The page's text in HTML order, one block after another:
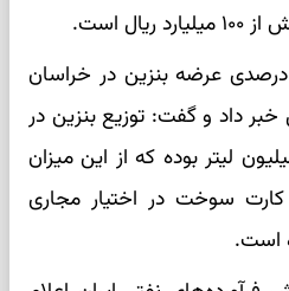
است.
عرضه بنزین در خراسان
داد و گفت: توزیع بنزین در
مدت نزدیک به ۲۷۵ میلیون لیتر بوده که از این میزان
کارت سوخت در اختیار مجاری
است.